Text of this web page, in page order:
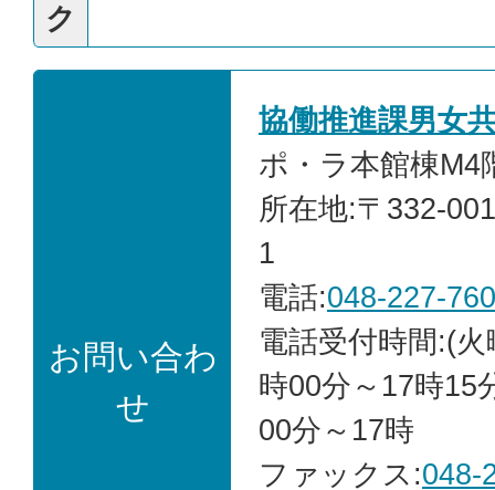
ク
お問い合わ
せ
協働推進課男女
ポ・ラ本館棟M4
所在地:〒332-
1
電話:048-227-
電話受付時間:(
時00分～17時15
00分～17時
ファックス:048-